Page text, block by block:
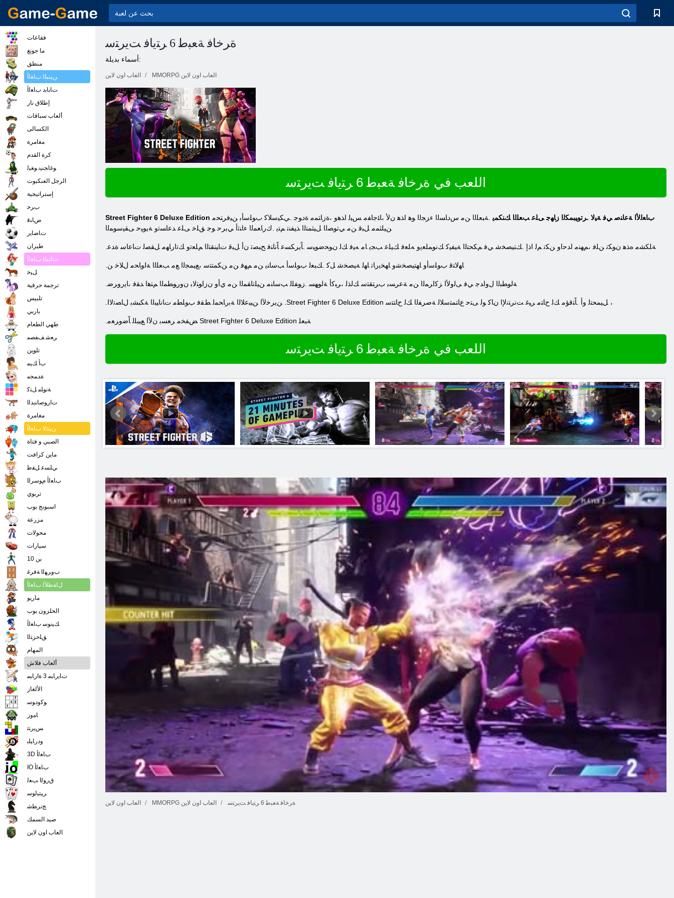
ﺓﺮﺧﺎﻓ ﺔﻌﺒﻃ 6 ﺮﺘﻳﺎﻓ ﺖﻳﺮﺘﺳ
أسماء بديلة:
العاب اون لاين MMORPG العاب اون لاين
اللعب في ﺓﺮﺧﺎﻓ ﺔﻌﺒﻃ 6 ﺮﺘﻳﺎﻓ ﺖﻳﺮﺘﺳ
Street Fighter 6 Deluxe Edition ﺏﺎﻌﻟﻷ ﺍ ﺔﻋﺎﻨﺻ ﻲﻓ ﺔﻴﻟﺎ .ﺮﺗﻮﻴﺒﻤﻜﻟﺍ ﺯﺎﻬﺟ ﻰﻠﻋ ﺐﻌﻠﻟﺍ ﻚﻨﻜﻤﻳ.ﺔﺒﻌﻠﻟﺍ ﻦﻣ ﺱﺩﺎﺴﻟﺍ ءﺰﺠﻟﺍ ﻮﻫ ﺍﺬﻫ ﻥﻷ ،ﺎﺌﺟﺎﻔﻣ ﺲﻴﻟ ﺍﺬﻫﻭ ،ﺓﺯﺎﺘﻤﻣ ﺓﺩﻮﺟ .ﻲﻜﻴﺳﻼ ﻛ ﺏﻮﻠﺳﺄﺑ ﻦﻴﻓﺮﺘﺤﻣ
ﻦﻴﻠﺜﻤﻣ ﻞﺒﻗ ﻦﻣ ﻲﺗﻮﺼﻟﺍ ﻞﻴﺜﻤﺘﻟﺍ ﺬﻴﻔﻨﺗ ﻢﺘﻳ .ﻙﺭﺎﻌﻤﻟﺍ ءﺎﻨﺛﺃ ﻲﺑﺮﺣ ﻮﺟ ﻖﻠﺧ ﻰﻠﻋ ﺪﻋﺎﺴﺗﻭ ﺔﻳﻮﻴﺣ ﻰﻘﻴﺳﻮﻤﻟﺍ
.ﺔﻠﻜﺸﻣ ﻩﺬﻫ ﻥﻮﻜﺗ ﻦﻠﻓ ،ﻢﻬﻨﻣ ﺍﺪﺣﺍﻭ ﻦﻜﺗ ﻢﻟ ﺍﺫﺇ .ﻚﺘﻴﺼﺨﺷ ﻲﻓ ﻢﻜﺤﺘﻟﺍ ﺔﻴﻔﻴﻛ ﻚﻧﻮﻤﻠﻌﻳﻭ ﻪﻠﻌﻓ ﻚﻴﻠﻋ ﺐﺠﻳ ﺎﻣ ﻪﻴﻓ ﻚﻟ ﻥﻮﺤﺿﻮﻴﺳ .ﺎًﻳﺮﻜﺴﻋ ﺎًﻧﺎﻨﻓ ﺢﺒﺼﺗ ﻥﺃ ﻞﺒﻗ ﺕﺎﻴﻨﻘﺘﻟﺍ ﻢﻠﻌﺗﻭ ﻚﺗﺍﺭﺎﻬﻣ ﻞﻘﺼﻟ ﺕﺎﻋﺎﺳ ﺓﺪﻋ
.ﺎﻬﻟﺎﺘﻗ ﺏﻮﻠﺳﺃﻭ ﺎﻬﺘﻴﺼﺨﺷﻭ ﺎﻬﺨﻳﺭﺎﺗ ﺎﻬﻟ ﺔﻴﺼﺨﺷ ﻞﻛ .ﻚﺒﻌﻟ ﺏﻮﻠﺳﺃ ﺐﺳﺎﻨﻳ ﻦﻣ ﻢﻬﻓ ﻦﻣ ﻦﻜﻤﺘﺘﺳ ،ﻊﻴﻤﺠﻟﺍ ﻊﻣ ﺐﻌﻠﻟﺍ ﺔﻟﻭﺎﺤﻣ ﻝﻼ ﺧ ﻦ
.ﺔﻟﻮﻄﺒﻟﺍ ﻝﻭﺍﺪﺟ ﻲﻓ ﻰﻟﻭﻷ ﺍ ﺰﻛﺍﺮﻤﻟﺍ ﻦﻣ ﺔﻋﺮﺴﺑ ﺏﺮﺘﻘﺘﺳ ﻚﻟﺬﻟ ،ﺮﺒﻛﺃ ﺔﻟﻮﻬﺴ .ﺯﻮﻔﻠﻟ ﺐﺳﺎﻨﻣ ﻦﻴﻠﺗﺎﻘﻤﻟﺍ ﻦﻣ ﻱﺃﻭ ﻥﺯﺍﻮﺘﻟﺎﺑ ﻥﻭﺭﻮﻄﻤﻟﺍ ﻢﺘﻫﺍ ﺪﻘﻓ ،ﺎﻳﺭﻭﺮﺿ
.ﻦﻳﺮﺧﻵ ﺍ ﻦﻴﺒﻋﻼ ﻟﺍ ﺔﺑﺭﺎﺤﻤﻟ ﻂﻘﻓ ﺏﻮﻠﻄﻣ ﺕﺎﻧﺎﻴﺒﻟﺍ ﺔﻜﺒﺸﺑ ﻝﺎﺼﺗﻻ ﺍ .Street Fighter 6 Deluxe Edition ﻞﻴﻤﺤﺘﻟ ﻭﺃ .ﺎًﺘﻗﺆﻣ ﻚﻟ ﺡﺎﺘﻣ ﺮﻴﻏ ﺖﻧﺮﺘﻧﻹ ﺍ ﻥﺎﻛ ﻮﻟ ﻰﺘﺣ ﻉﺎﺘﻤﺘﺳﻼ ﻟ ﺔﺻﺮﻔﻟﺍ ﻚﻟ ﺡﺎﺘﺘﺳ ،
.ﺾﻔﺨﻣ ﺮﻌﺴﺑ ﻥﻵ ﺍ ﻊﻴﺒﻠﻟ ﺎًﺿﻭﺮﻌﻣ Street Fighter 6 Deluxe Edition ﺔﺒﻌﻠ
اللعب في ﺓﺮﺧﺎﻓ ﺔﻌﺒﻃ 6 ﺮﺘﻳﺎﻓ ﺖﻳﺮﺘﺳ
العاب اون لاين MMORPG العاب اون لاين ﺓﺮﺧﺎﻓ ﺔﻌﺒﻃ 6 ﺮﺘﻳﺎﻓ ﺖﻳﺮﺘﺳ
فقاعات
ما جونغ
منطق
ﻦﻴﻨﺒﻠﻟ ﺏﺎﻌﻟﺃ
ﺕﺎﺑﺎﺑﺩ ﺏﺎﻌﻟﺃ
إطلاق نار
ألعاب سباقات
الكسالى
مغامرة
كرة القدم
ﻮﻏﺎﺠﻨﻴﻧ ﻮﻐﻴﻟ
الرجل العنكبوت
إستراتيجية
ﺏﺮﺣ
ﺹﺎﻨﻗ
ﺕﺎﺿﺎﻳﺭ
طيران
ﺕﺎﻨﺒﻠﻟ ﺏﺎﻌﻟﺃ
ﻞﻴﺧ
ترجمة حرفية
تلبيس
باربي
طهي الطعام
ﺮﻌﺷ ﻒﻔﺼﻣ
تلوين
ﺏﺃ ﻚﻴﻣ
ﺓﺪﻤﺠﻣ
ﺔﻧﻮﻠﻣ ﻞﺘﻛ
ﺕﺍﺭﻮﺻﺎﻨﻳﺪﻟﺍ
مغامرة
ﻦﻴﻨﺛﻻ ﺏﺎﻌﻟﺃ
الصبي و فتاة
ماين كرافت
ﻲﻠﺴﻋ ﻞﻔﻃ
ﺏﺎﻌﻟﺃ ﻡﻮﺳﺮﻟﺍ
تربوي
اسبونج بوب
مزرعة
محولات
سيارات
بن 10
ﺏﻭﺮﻬﻟﺍ ﺔﻓﺮﻏ
ﻝﺎﻔﻃﻸ ﻟ ﺏﺎﻌﻟﺃ
ماريو
الحلزون بوب
ﻚﻴﻧﻮﺳ ﺏﺎﻌﻟﺃ
ﻖﻠﺣﺰﺘﻟﺍ
المهام
ألعاب فلاش
ﺕﺎﻳﺭﺎﺒﻣ 3 ﺓﺍﺭﺎﺒﻣ
الألغاز
ﻮﻛﻭﺩﻮﺳ
ﺎﻣﻭﺯ
ﺲﻳﺮﺘﺗ
ﻭﺩﺭﺎﻴﻠﺑ
3D ﺏﺎﻌﻟﺃ
IO ﺏﺎﻌﻟﺃ
ﻕﺭﻮﻟﺍ ﺐﻌﻟ
ﺮﻴﺘﻴﻟﻮﺳ
ﺞﻧﺮﻄﺷ
صيد السمك
العاب اون لاين